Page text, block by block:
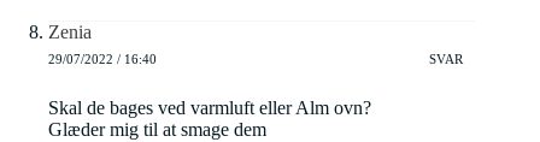
Zenia
29/07/2022 / 16:40 SVAR
Skal de bages ved varmluft eller Alm ovn?
Glæder mig til at smage dem